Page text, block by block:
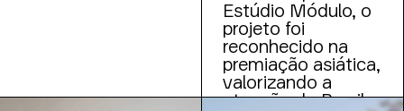
Estúdio Módulo, o
projeto foi
reconhecido na
premiação asiática,
valorizando a
atuação do Brasil e